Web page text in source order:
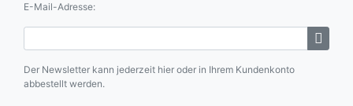
E-Mail-Adresse:
Der Newsletter kann jederzeit hier oder in Ihrem Kundenkonto
abbestellt werden.